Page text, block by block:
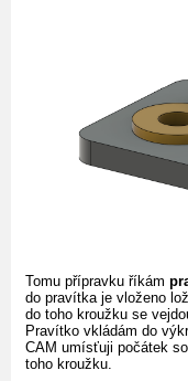
Tomu přípravku říkám
do pravítka je vloženo
do toho kroužku se
Pravítko vkládám do
CAM umísťuji počátek
toho kroužku.